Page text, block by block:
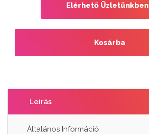
Elérhető Üzletünkben
Kosárba
Leírás
Általános Információ